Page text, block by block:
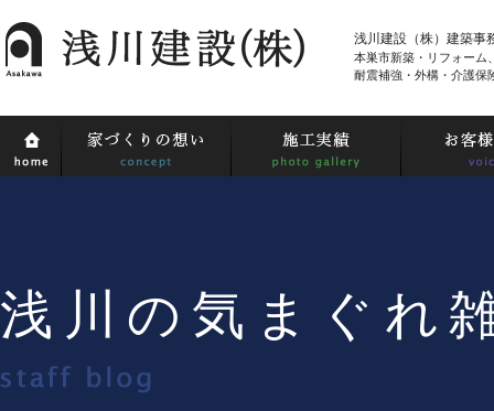
浅川建設（株）建築事
本巣市新築・リフォーム
耐震補強・外構・介護保
浅川の気まぐれ